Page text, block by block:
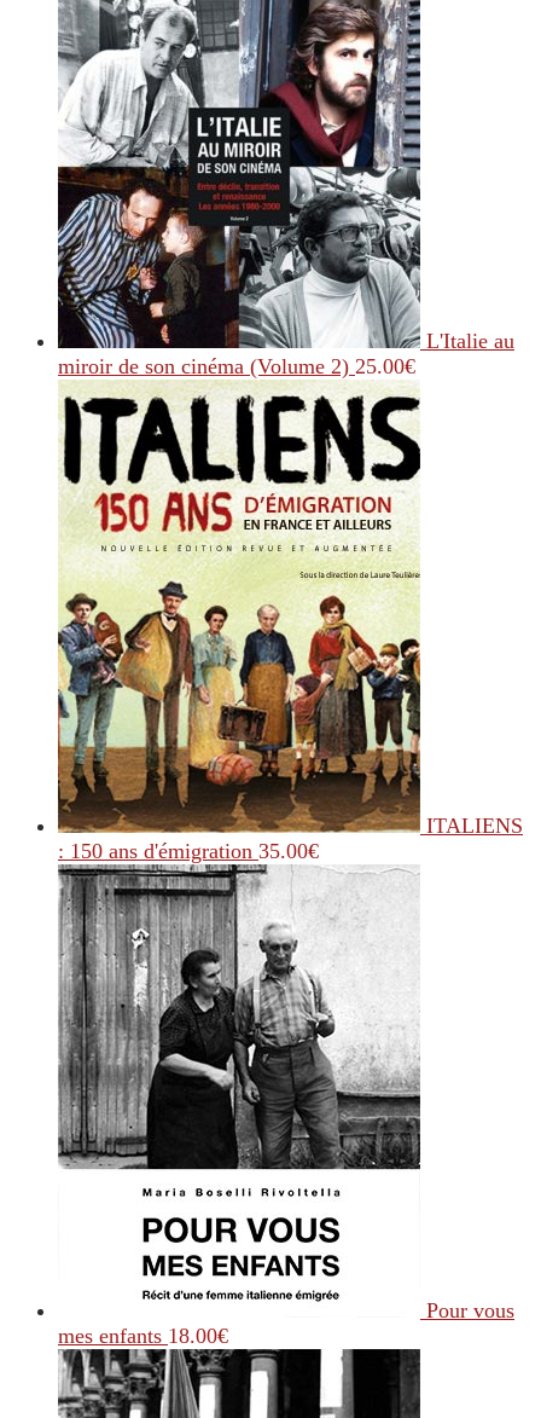
L'Italie au
miroir de son cinéma (Volume 2) 25.00€
ITALIENS
: 150 ans d'émigration 35.00€
Pour vous
mes enfants 18.00€